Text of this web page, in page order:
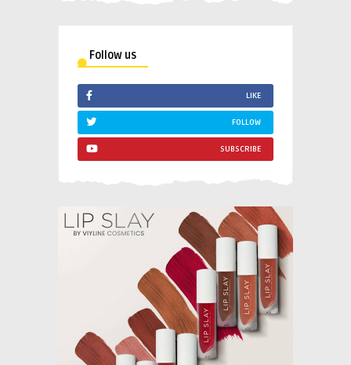
Follow us
LIKE
FOLLOW
SUBSCRIBE